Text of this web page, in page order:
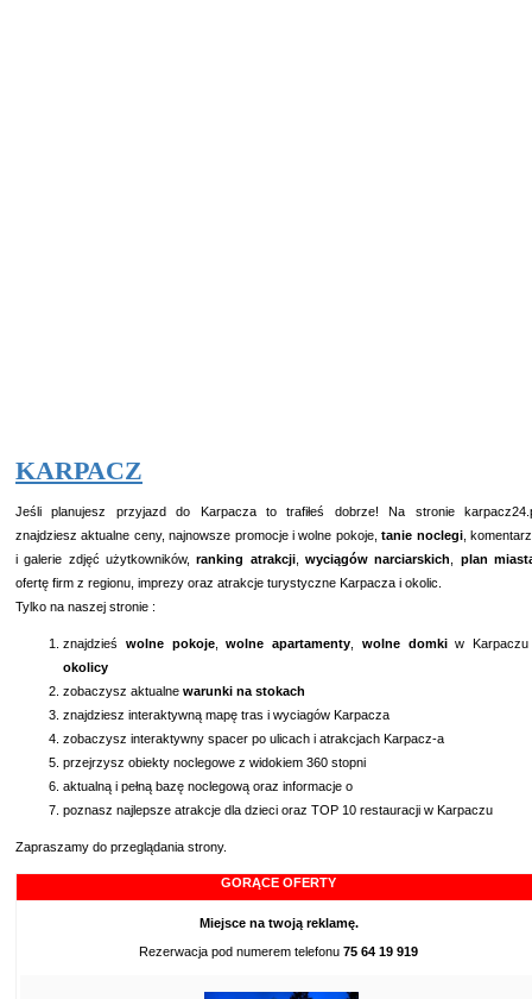
KARPACZ
Jeśli planujesz przyjazd do Karpacza to trafiłeś dobrze! Na stronie
znajdziesz aktualne ceny, najnowsze promocje i wolne pokoje,tanie noclegi,
igalerie zdjęć użytkowników,ranking atrakcji,wyciągów narciarskich
plan
ofertę firm z regionu imprezy oraz atrakcje turystyczne Karpacza i okolic.
Tylko na naszej stronie :
znajdzieś wolne pokoje,wolne apartamenty wolne domkiw
okolicy
zobaczysz aktualne warunki na stokach
znajdziesz interaktywną mapę tras i wyciagów Karpacza
zobaczysz interaktywny spacer po ulicach i atrakcjach Karpacz-a
przejrzysz obiekty noclegowe z widokiem 360 stopni
aktualną i pełną bazę noclegową oraz informacje o
poznasz najlepsze atrakcje dla dzieci oraz TOP 10 restauracji w Karpaczu
Zapraszamy do przeglądania strony.
GORĄCE OFERTY
Miejsce na twoją reklamę.
Rezerwacja pod numerem telefonu 75 64 19 919